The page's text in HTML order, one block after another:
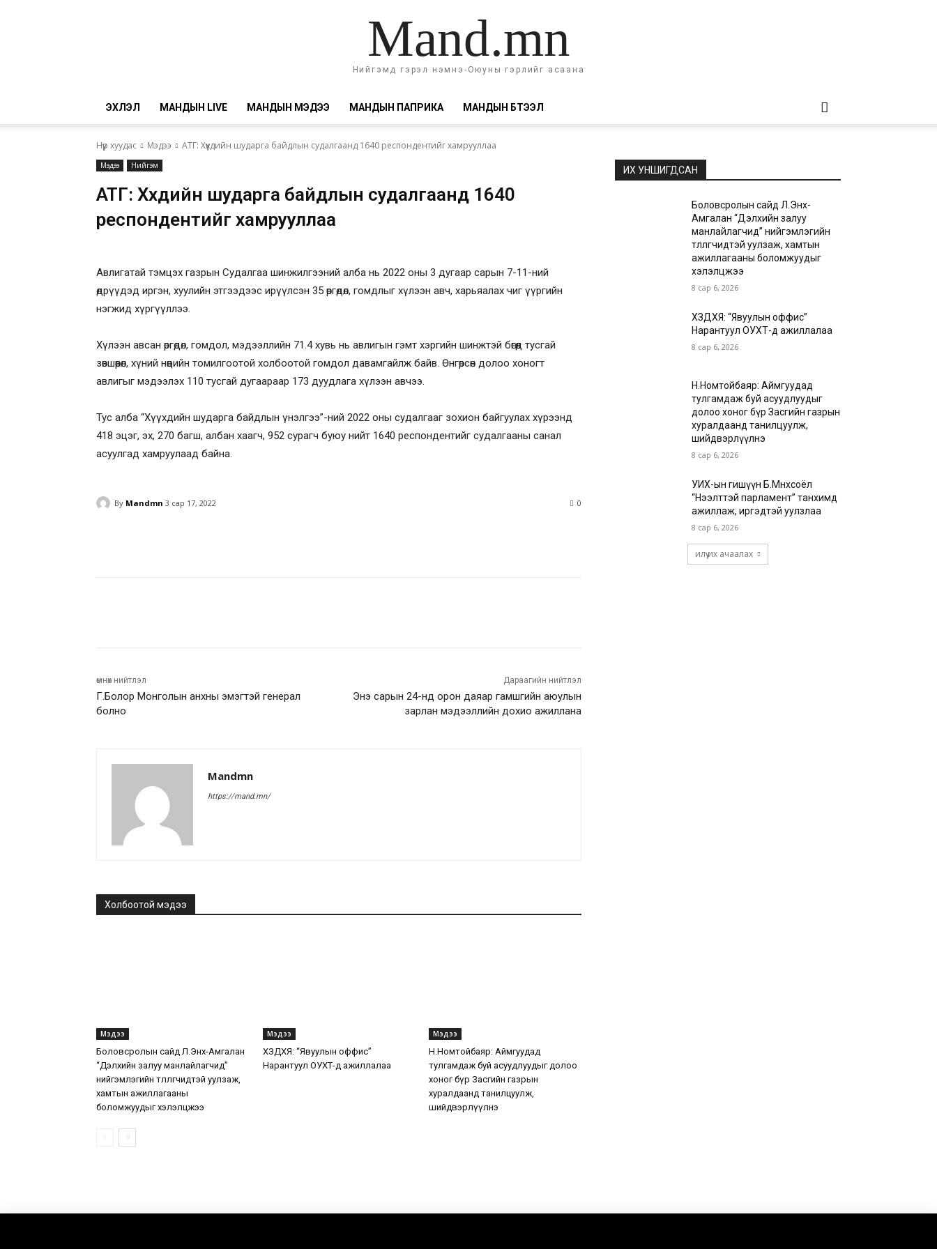
Mand.mn
Нийгэмд гэрэл нэмнэ-Оюуны гэрлийг асаана
ЭХЛЭЛ МАНДЫН LIVE МАНДЫН МЭДЭЭ МАНДЫН ПАПРИКА МАНДЫН БҮТЭЭЛ
Нүүр хуудас Мэдээ АТГ: Хүүхдийн шударга байдлын судалгаанд 1640 респондентийг хамрууллаа
Мэдээ Нийгэм
АТГ: Хүүхдийн шударга байдлын судалгаанд 1640
респондентийг хамрууллаа
Авлигатай тэмцэх газрын Судалгаа шинжилгээний алба нь 2022 оны 3 дугаар сарын 7-11-ний
өдрүүдэд иргэн, хуулийн этгээдээс ирүүлсэн 35 өргөдөл, гомдлыг хүлээн авч, харьяалах чиг үүргийн
нэгжид хүргүүллээ.
Хүлээн авсан өргөдөл, гомдол, мэдээллийн 71.4 хувь нь авлигын гэмт хэргийн шинжтэй бөгөөд тусгай
зөвшөөрөл, хүний нөөцийн томилгоотой холбоотой гомдол давамгайлж байв. Өнгөрсөн долоо хоногт
авлигыг мэдээлэх 110 тусгай дугаараар 173 дуудлага хүлээн авчээ.
Тус алба “Хүүхдийн шударга байдлын үнэлгээ”-ний 2022 оны судалгааг зохион байгуулах хүрээнд
418 эцэг, эх, 270 багш, албан хаагч, 952 сурагч буюу нийт 1640 респондентийг судалгааны санал
асуулгад хамруулаад байна.
By Mandmn 3 сар 17, 2022 0
өмнөх нийтлэл
Г.Болор Монголын анхны эмэгтэй генерал
болно
Дараагийн нийтлэл
Энэ сарын 24-нд орон даяар гамшгийн аюулын
зарлан мэдээллийн дохио ажиллана
Mandmn
https://mand.mn/
Холбоотой мэдээ
Мэдээ
Боловсролын сайд Л.Энх-Амгалан
“Дэлхийн залуу манлайлагчид”
нийгэмлэгийн төлөөлөгчидтэй уулзаж,
хамтын ажиллагааны
боломжуудыг хэлэлцжээ
Мэдээ
ХЗДХЯ: “Явуулын оффис”
Нарантуул ОУХТ-д ажиллалаа
Мэдээ
Н.Номтойбаяр: Аймгуудад
тулгамдаж буй асуудлуудыг долоо
хоног бүр Засгийн газрын
хуралдаанд танилцуулж,
шийдвэрлүүлнэ
ИХ УНШИГДСАН
Боловсролын сайд Л.Энх-
Амгалан “Дэлхийн залуу
манлайлагчид” нийгэмлэгийн
төлөөлөгчидтэй уулзаж, хамтын
ажиллагааны боломжуудыг
хэлэлцжээ
8 сар 6, 2026
ХЗДХЯ: “Явуулын оффис”
Нарантуул ОУХТ-д ажиллалаа
8 сар 6, 2026
Н.Номтойбаяр: Аймгуудад
тулгамдаж буй асуудлуудыг
долоо хоног бүр Засгийн газрын
хуралдаанд танилцуулж,
шийдвэрлүүлнэ
8 сар 6, 2026
УИХ-ын гишүүн Б.Мөнхсоёл
“Нээлттэй парламент” танхимд
ажиллаж, иргэдтэй уулзлаа
8 сар 6, 2026
илүү их ачаалах